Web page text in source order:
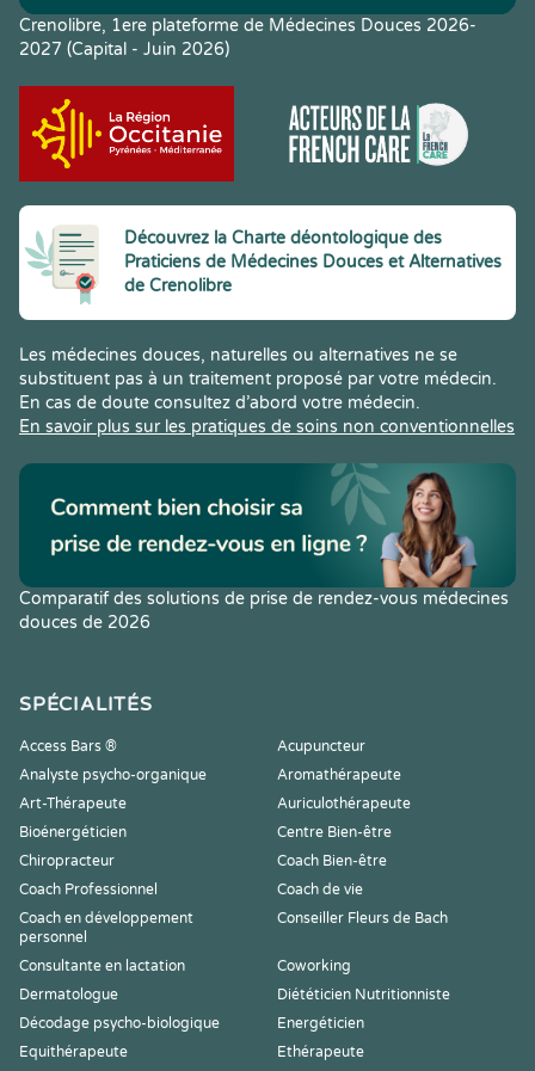
Crenolibre, 1ere plateforme de Médecines Douces 2026-
2027 (Capital - Juin 2026)
Découvrez la Charte déontologique des
Praticiens de Médecines Douces et Alternatives
de Crenolibre
Les médecines douces, naturelles ou alternatives ne se
substituent pas à un traitement proposé par votre médecin.
En cas de doute consultez d’abord votre médecin.
En savoir plus sur les pratiques de soins non conventionnelles
Comparatif des solutions de prise de rendez-vous médecines
douces de 2026
SPÉCIALITÉS
Access Bars ®
Acupuncteur
Analyste psycho-organique
Aromathérapeute
Art-Thérapeute
Auriculothérapeute
Bioénergéticien
Centre Bien-être
Chiropracteur
Coach Bien-être
Coach Professionnel
Coach de vie
Coach en développement
personnel
Conseiller Fleurs de Bach
Consultante en lactation
Coworking
Dermatologue
Diététicien Nutritionniste
Décodage psycho-biologique
Energéticien
Equithérapeute
Ethérapeute